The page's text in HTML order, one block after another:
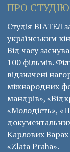
ПРО СТУДІЮ
Студія ВІАТЕЛ
українським
Від часу
100 фільмів.
відзначені
міжнародних
мандрів»,
«Молодість»,
Карлових
«Zlata Praha».